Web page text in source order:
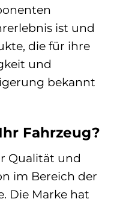
ist und
die für ihre
und
bekannt
Fahrzeug?
Qualität und
im Bereich der
Die Marke hat